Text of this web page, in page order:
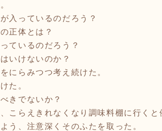
入っているのだろう？
正体とは？
ているのだろう？
いけないのか？
にらみつつ考え続けた。
た。
きでないか？
こらえきれなくなり調味料棚に行くと
う、注意深くそのふたを取った。